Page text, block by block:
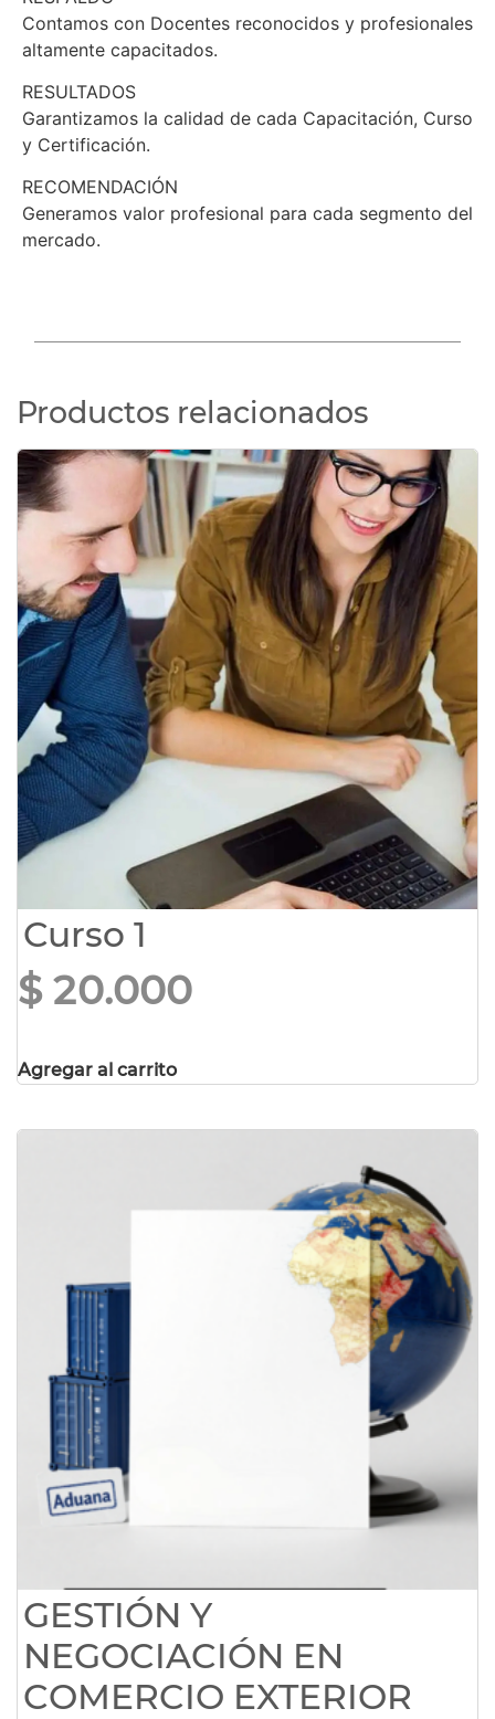
Contamos con Docentes reconocidos y profesionales
altamente capacitados.
RESULTADOS
Garantizamos la calidad de cada Capacitación, Curso
y Certificación.
RECOMENDACIÓN
Generamos valor profesional para cada segmento del
mercado.
Productos relacionados
Curso 1
$20.000
Agregar al carrito
GESTIÓN Y
NEGOCIACIÓN EN
COMERCIO EXTERIOR